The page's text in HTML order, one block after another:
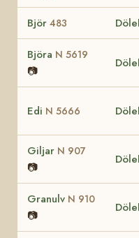
Björ 483
Björa N 5619
📷
Edi N 5666
Giljar N 907
📷
Granulv N 910
📷